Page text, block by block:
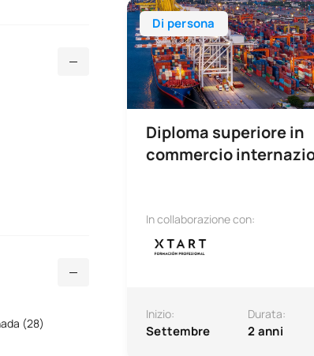
(28)
Di persona
Diploma superiore in
commercio
In collaborazione con:
Inizio:
Settembre
Durata:
2 anni
Diploma superiore in